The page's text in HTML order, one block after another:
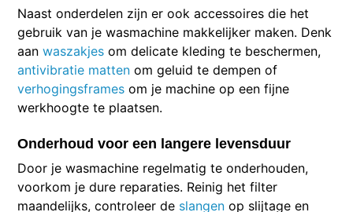
Naast onderdelen zijn er ook accessoires die het
gebruik van je wasmachine makkelijker maken. Denk
aanwaszakjesom delicate kleding te beschermen,
antivibratie mattenom geluid te dempen of
verhogingsframesom je machine op een fijne
werkhoogte te plaatsen.
Onderhoud voor een langere levensduur
Door je wasmachine regelmatig te onderhouden,
voorkom je dure reparaties. Reinig het filter
maandelijks, controleer de slangenop slijtage en